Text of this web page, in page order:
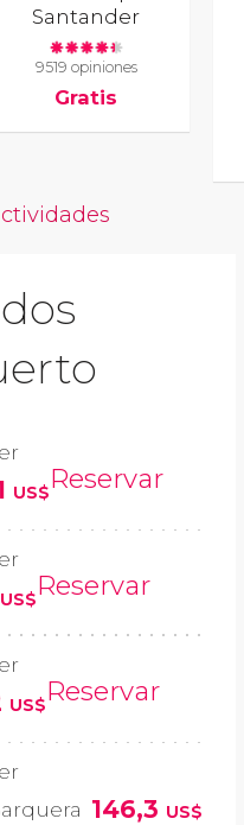
Santander
9519 opiniones
Gratis
US$Reservar
US$Reservar
US$Reservar
146,3 US$